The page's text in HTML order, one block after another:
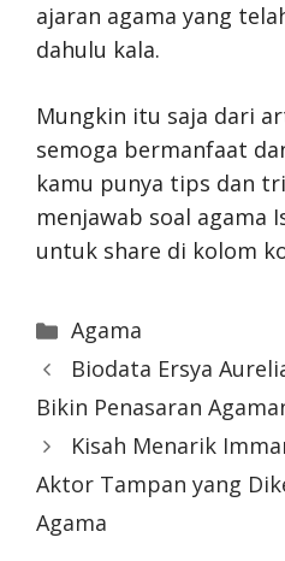
ajaran agama yang
dahulu kala.
Mungkin itu saja dari
semoga bermanfaat
kamu punya tips dan
menjawab soal agama
untuk share di kolom
Categories
Agama
Biodata Ersya
Bikin Penasaran
Kisah Menarik
Aktor Tampan yang
Agama